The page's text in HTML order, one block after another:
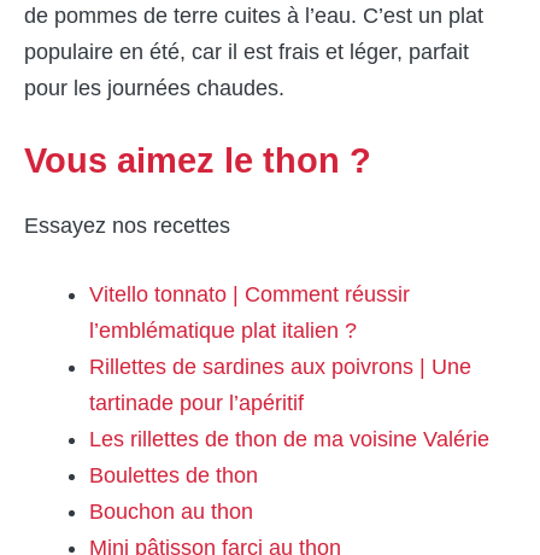
de pommes de terre cuites à l’eau. C’est un plat
populaire en été, car il est frais et léger, parfait
pour les journées chaudes.
Vous aimez le thon ?
Essayez nos recettes
Vitello tonnato | Comment réussir
l’emblématique plat italien ?
Rillettes de sardines aux poivrons | Une
tartinade pour l’apéritif
Les rillettes de thon de ma voisine Valérie
Boulettes de thon
Bouchon au thon
Mini pâtisson farci au thon